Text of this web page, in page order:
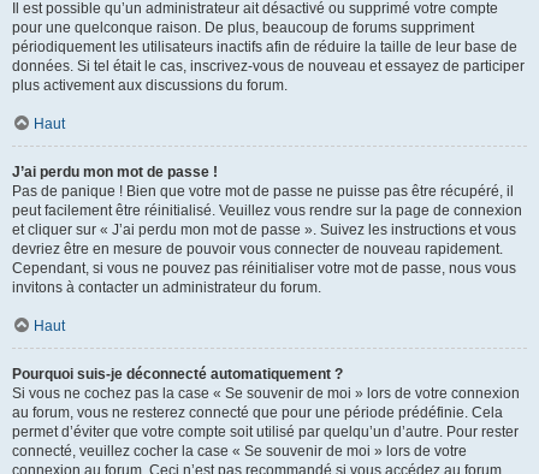
Il est possible qu’un administrateur ait désactivé ou supprimé votre compte
pour une quelconque raison. De plus, beaucoup de forums suppriment
périodiquement les utilisateurs inactifs afin de réduire la taille de leur base de
données. Si tel était le cas, inscrivez-vous de nouveau et essayez de participer
plus activement aux discussions du forum.
Haut
J’ai perdu mon mot de passe !
Pas de panique ! Bien que votre mot de passe ne puisse pas être récupéré, il
peut facilement être réinitialisé. Veuillez vous rendre sur la page de connexion
et cliquer sur « J’ai perdu mon mot de passe ». Suivez les instructions et vous
devriez être en mesure de pouvoir vous connecter de nouveau rapidement.
Cependant, si vous ne pouvez pas réinitialiser votre mot de passe, nous vous
invitons à contacter un administrateur du forum.
Haut
Pourquoi suis-je déconnecté automatiquement ?
Si vous ne cochez pas la case « Se souvenir de moi » lors de votre connexion
au forum, vous ne resterez connecté que pour une période prédéfinie. Cela
permet d’éviter que votre compte soit utilisé par quelqu’un d’autre. Pour rester
connecté, veuillez cocher la case « Se souvenir de moi » lors de votre
connexion au forum. Ceci n’est pas recommandé si vous accédez au forum